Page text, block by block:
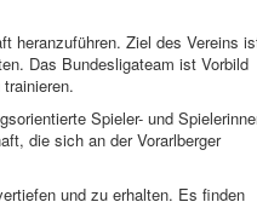
heranzuführen. Ziel des Vereins
Das Bundesligateam ist Vorbild
Spieler- und
die sich an der Vorarlberger
und zu erhalten. Es finden